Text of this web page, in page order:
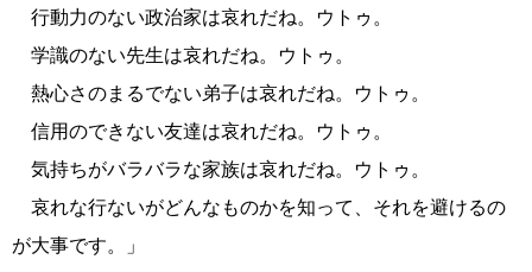
行動力のない政治家は哀れだね。ウトゥ。
学識のない先生は哀れだね。ウトゥ。
熱心さのまるでない弟子は哀れだね。ウトゥ。
信用のできない友達は哀れだね。ウトゥ。
気持ちがバラバラな家族は哀れだね。ウトゥ。
哀れな行ないがどんなものかを知って、それを避けるの
が大事です。」